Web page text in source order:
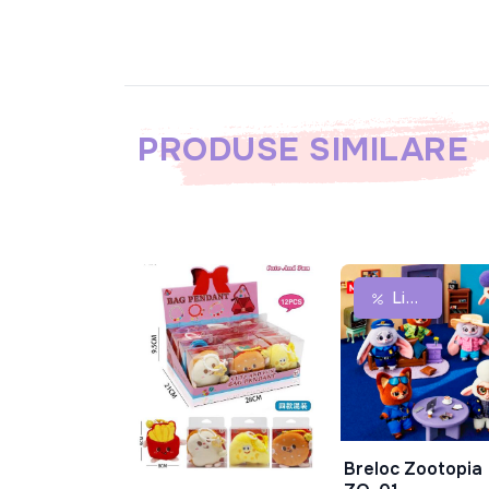
PRODUSE SIMILARE
Lichidare De Stoc
În Coș
Breloc Zootopia